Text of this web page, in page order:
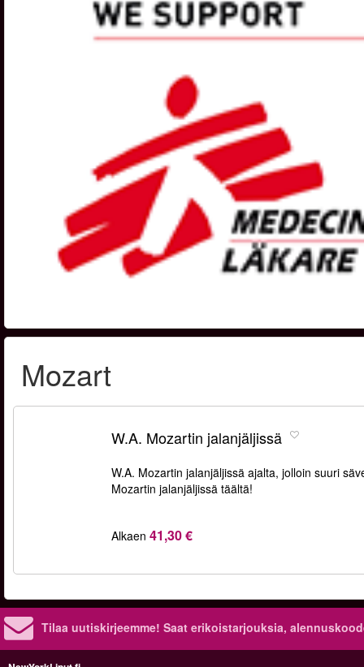
Mozart
W.A. Mozartin jalanjäljissä
W.A. Mozartin jalanjäljissä ajalta, jolloin suuri
Mozartin jalanjäljissä täältä!
Alkaen 41,30 €
Tilaa uutiskirjeemme! Saat erikoistarjouksia,